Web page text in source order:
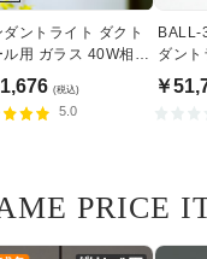
ダントライト ダクト
ラス 40W相
光対応
(税込)
5.0
BALL-
ダント
アガラ
￥
PRICE